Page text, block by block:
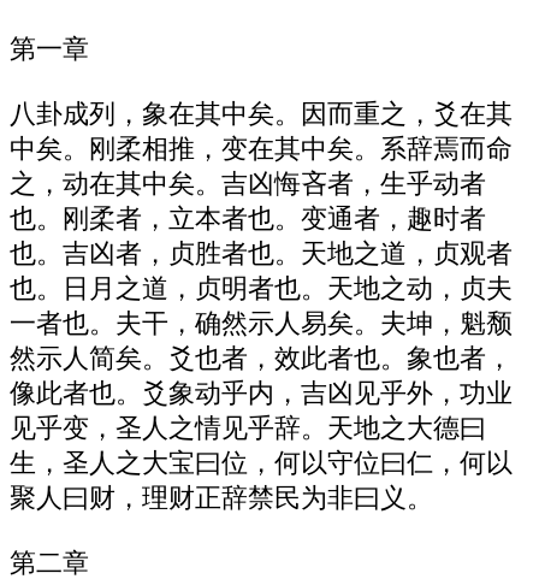
第一章
八卦成列，象在其中矣。因而重之，爻在其
中矣。刚柔相推，变在其中矣。系辞焉而命
之，动在其中矣。吉凶悔吝者，生乎动者
也。刚柔者，立本者也。变通者，趣时者
也。吉凶者，贞胜者也。天地之道，贞观者
也。日月之道，贞明者也。天地之动，贞夫
一者也。夫干，确然示人易矣。夫坤，魁颓
然示人简矣。爻也者，效此者也。象也者，
像此者也。爻象动乎内，吉凶见乎外，功业
见乎变，圣人之情见乎辞。天地之大德曰
生，圣人之大宝曰位，何以守位曰仁，何以
聚人曰财，理财正辞禁民为非曰义。
第二章